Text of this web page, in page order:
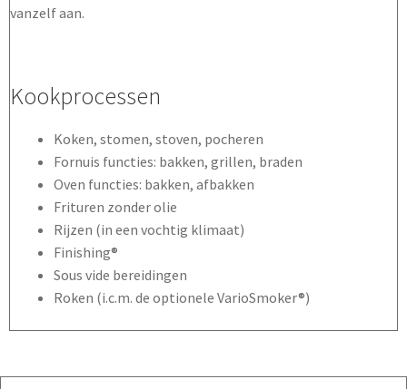
vanzelf aan.
Kookprocessen
Koken, stomen, stoven, pocheren
Fornuis functies: bakken, grillen, braden
Oven functies: bakken, afbakken
Frituren zonder olie
Rijzen (in een vochtig klimaat)
Finishing®
Sous vide bereidingen
Roken (i.c.m. de optionele VarioSmoker®)